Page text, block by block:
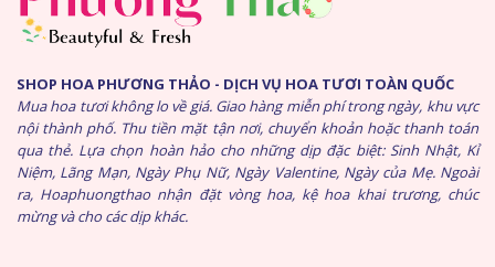
SHOP HOA PHƯƠNG THẢO - DỊCH VỤ HOA TƯƠI TOÀN QUỐC
Mua hoa tươi không lo về giá. Giao hàng miễn phí trong ngày, khu vực
nội thành phố. Thu tiền mặt tận nơi, chuyển khoản hoặc thanh toán
qua thẻ. Lựa chọn hoàn hảo cho những dịp đặc biệt: Sinh Nhật, Kỉ
Niệm, Lãng Mạn, Ngày Phụ Nữ, Ngày Valentine, Ngày của Mẹ. Ngoài
ra, Hoaphuongthao nhận đặt vòng hoa, kệ hoa khai trương, chúc
mừng và cho các dịp khác.